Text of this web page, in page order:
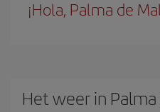
¡Hola, Palma de
Het weer in